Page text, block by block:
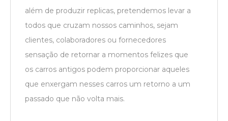
além de produzir replicas, pretendemos levar a
todos que cruzam nossos caminhos, sejam
clientes, colaboradores ou fornecedores
sensação de retornar a momentos felizes que
os carros antigos podem proporcionar aqueles
que enxergam nesses carros um retorno a um
passado que não volta mais.